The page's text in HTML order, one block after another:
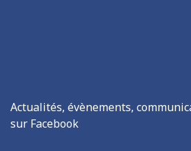
Actualités, évènements,
sur Facebook